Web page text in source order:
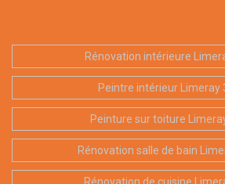
Rénovation intérieure
Peintre intérieur Limeray
Peinture sur toiture
Rénovation salle de bain
Rénovation de cuisine